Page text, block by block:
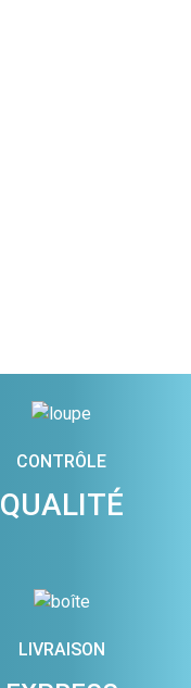
CONTRÔLE
QUALITÉ
LIVRAISON